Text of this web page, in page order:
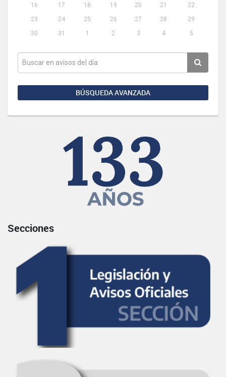
16
17 18 19 20 21
22
23
24 25 26 27 28
29
30
31 1 2 3 4 5
BÚSQUEDA AVANZADA
Secciones